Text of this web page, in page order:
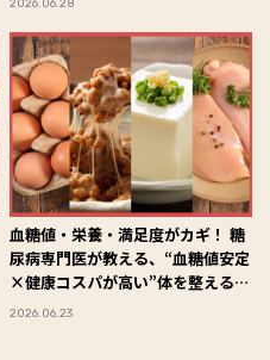
2026.06.28
血糖値・栄養・満足度がカギ！ 糖
尿病専門医が教える、“血糖値安定
×健康コスパが高い”体を整える食
材の選び方
2026.06.23